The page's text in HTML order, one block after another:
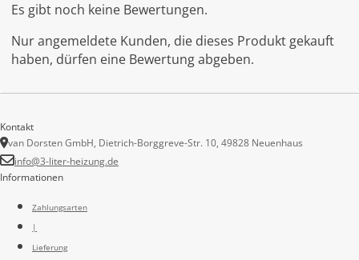
Es gibt noch keine Bewertungen.
Nur angemeldete Kunden, die dieses Produkt gekauft
haben, dürfen eine Bewertung abgeben.
Informationen
Zahlungsarten
|
Lieferung
Kontakt
van Dorsten GmbH, Dietrich-Borggreve-Str. 10, 49828 Neuenhaus
info@3-liter-heizung.de